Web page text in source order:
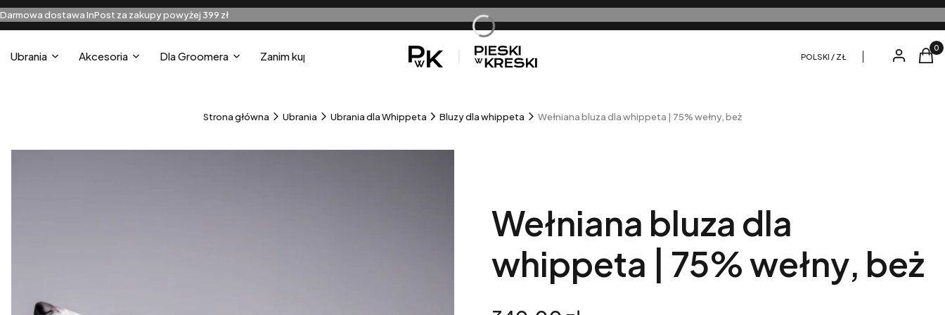
Darmowa dostawa InPost za zakupy powyżej 399 zł
Ubrania Akcesoria Dla Groomera Zanim kupisz POLSKI / ZŁ Zaloguj się
Strona główna Ubrania Ubrania dla Whippeta Bluzy dla whippeta Wełniana bluza dla whippeta | 75% wełny, beż
Wełniana bluza dla
whippeta | 75% wełny, beż